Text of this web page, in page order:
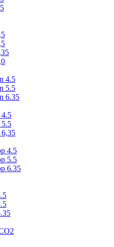
4.5
5.5
6.35
4.5
5.5
6.35